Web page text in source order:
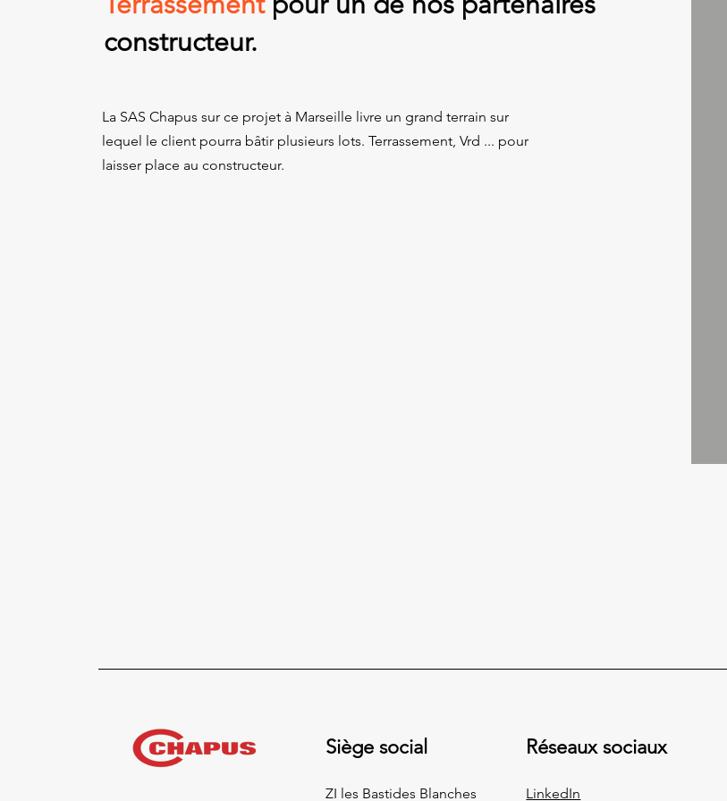
constructeur.
La SAS Chapus sur ce projet à Marseille livre un grand terrain sur
lequel le client pourra bâtir plusieurs lots. Terrassement, Vrd ... pour
laisser place au constructeur.
Siège social
ZI les Bastides Blanches
Réseaux sociaux
LinkedIn